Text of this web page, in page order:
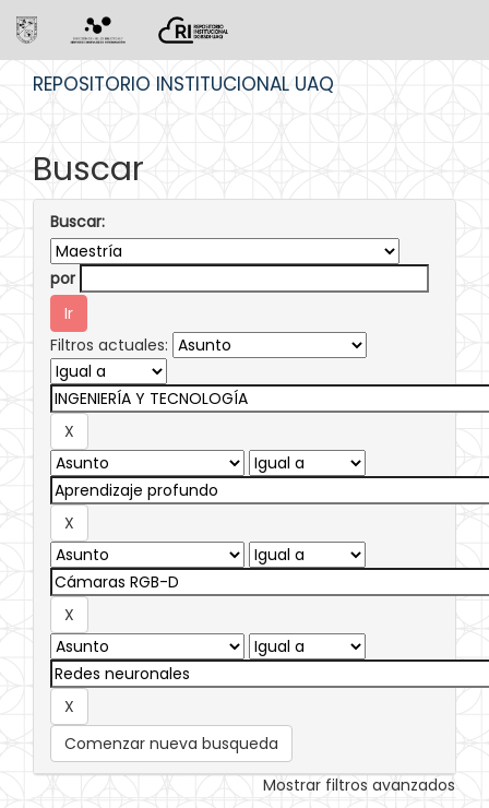
REPOSITORIO INSTITUCIONAL UAQ
Buscar
Buscar:
por
Filtros actuales:
Comenzar nueva busqueda
Mostrar filtros avanzados